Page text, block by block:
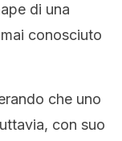
di una
conosciuto
che uno
con suo